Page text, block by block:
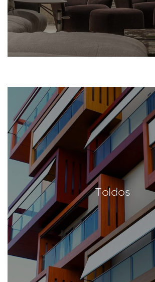
Toldos